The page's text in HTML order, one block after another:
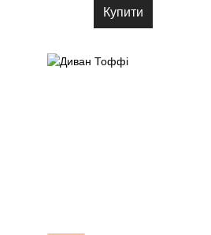
Купити